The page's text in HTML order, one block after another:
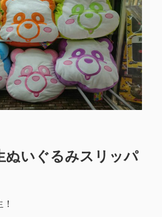
ぬいぐるみスリッパ